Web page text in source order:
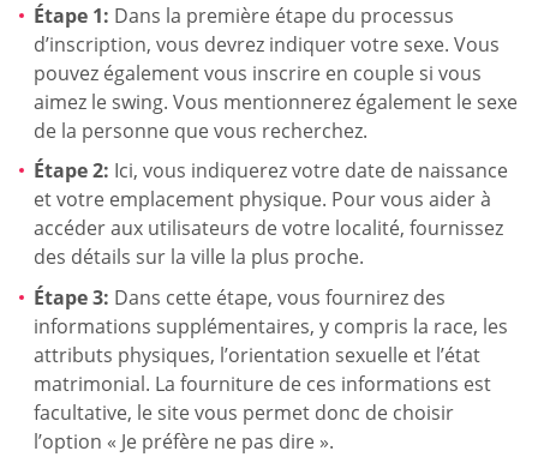
Étape 1: Dans la première étape du processus
d’inscription, vous devrez indiquer votre sexe. Vous
pouvez également vous inscrire en couple si vous
aimez le swing. Vous mentionnerez également le sexe
de la personne que vous recherchez.
Étape 2: Ici, vous indiquerez votre date de naissance
et votre emplacement physique. Pour vous aider à
accéder aux utilisateurs de votre localité, fournissez
des détails sur la ville la plus proche.
Étape 3: Dans cette étape, vous fournirez des
informations supplémentaires, y compris la race, les
attributs physiques, l’orientation sexuelle et l’état
matrimonial. La fourniture de ces informations est
facultative, le site vous permet donc de choisir
l’option « Je préfère ne pas dire ».